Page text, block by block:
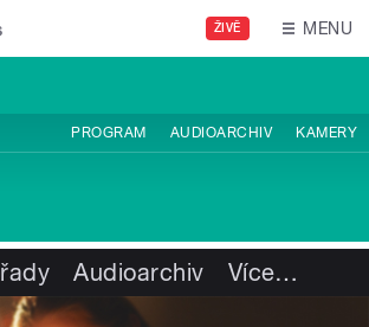
ŽIVĚ MENU
PROGRAM AUDIOARCHIV KAMERY
Audioarchiv Více…